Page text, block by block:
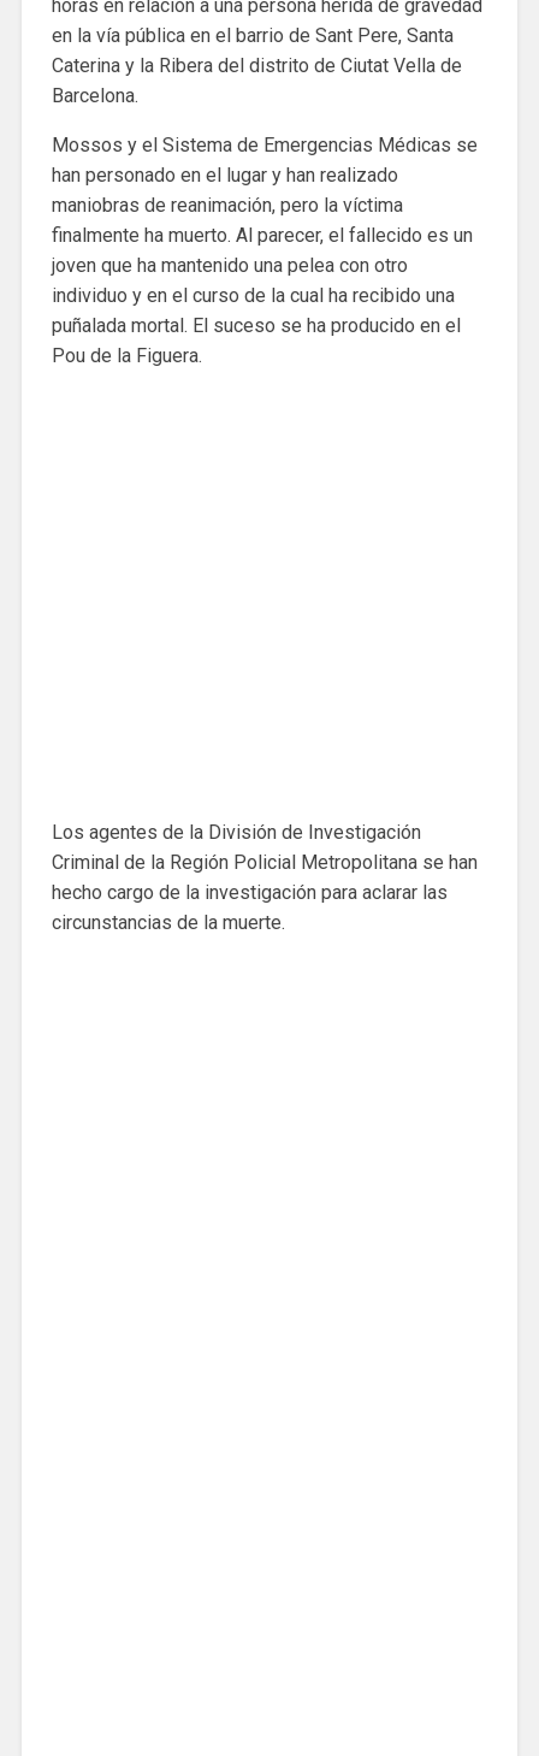
horas en relación a una persona herida de gravedad
en la vía pública en el barrio de Sant Pere, Santa
Caterina y la Ribera del distrito de Ciutat Vella de
Barcelona.
Mossos y el Sistema de Emergencias Médicas se
han personado en el lugar y han realizado
maniobras de reanimación, pero la víctima
finalmente ha muerto. Al parecer, el fallecido es un
joven que ha mantenido una pelea con otro
individuo y en el curso de la cual ha recibido una
puñalada mortal. El suceso se ha producido en el
Pou de la Figuera.
Los agentes de la División de Investigación
Criminal de la Región Policial Metropolitana se han
hecho cargo de la investigación para aclarar las
circunstancias de la muerte.